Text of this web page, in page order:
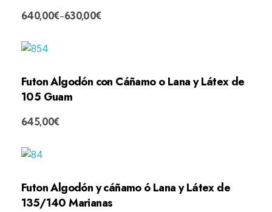
630,00€
-
640,00€
Futon Algodón con Cáñamo o Lana y Látex de
105 Guam
645,00€
Futon Algodón y cáñamo ó Lana y Látex de
135/140 Marianas